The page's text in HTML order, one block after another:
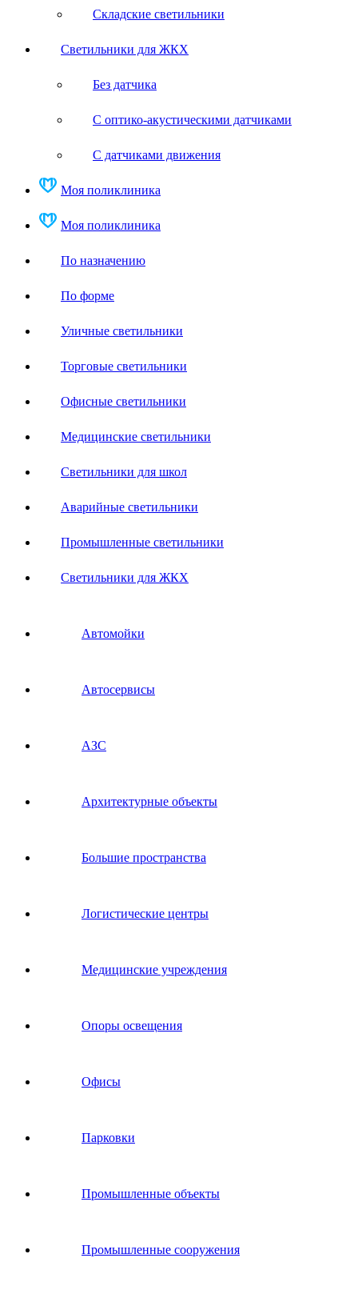
Складские светильники
Светильники для ЖКХ
Без датчика
С оптико-акустическими датчиками
С датчиками движения
Моя поликлиника
Моя поликлиника
По назначению
По форме
Уличные светильники
Торговые светильники
Офисные светильники
Медицинские светильники
Светильники для школ
Аварийные светильники
Промышленные светильники
Светильники для ЖКХ
Автомойки
Автосервисы
АЗС
Архитектурные объекты
Большие пространства
Логистические центры
Медицинские учреждения
Опоры освещения
Офисы
Парковки
Промышленные объекты
Промышленные сооружения